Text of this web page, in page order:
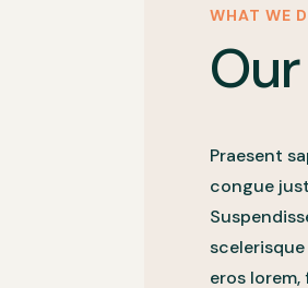
WHAT WE
Praesent
congue
eros